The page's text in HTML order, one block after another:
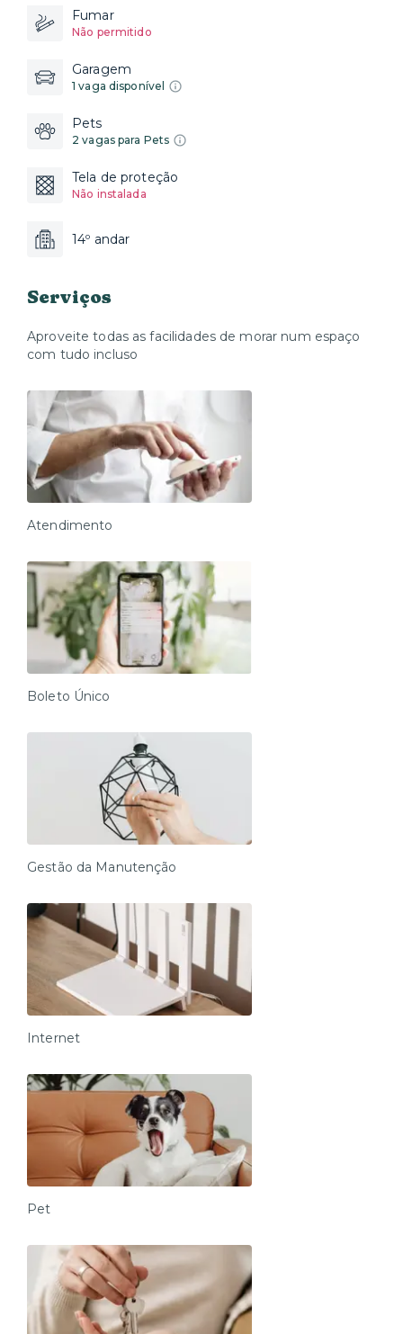
Fumar
Não permitido
Garagem
1 vaga disponível
Pets
2 vagas para Pets
Tela de proteção
Não instalada
14º andar
Serviços
Aproveite todas as facilidades de morar num espaço
com tudo incluso
Atendimento
Boleto Único
Gestão da Manutenção
Internet
Pet